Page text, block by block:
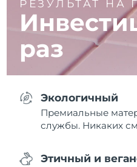
РЕЗУЛЬТАТ НА
раз
Экологичный
Премиальные
службы. Никаких
Этичный и